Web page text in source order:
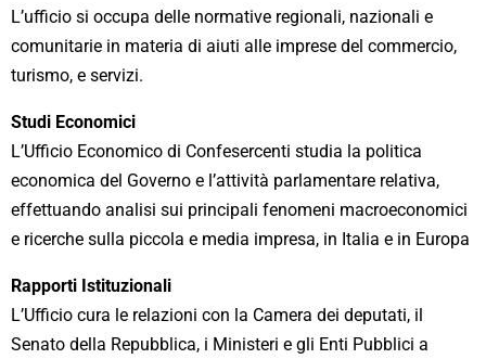
L’ufficio si occupa delle normative regionali, nazionali e
comunitarie in materia di aiuti alle imprese del commercio,
turismo, e servizi.
Studi Economici
L’Ufficio Economico di Confesercenti studia la politica
economica del Governo e l’attività parlamentare relativa,
effettuando analisi sui principali fenomeni macroeconomici
e ricerche sulla piccola e media impresa, in Italia e in Europa
Rapporti Istituzionali
L’Ufficio cura le relazioni con la Camera dei deputati, il
Senato della Repubblica, i Ministeri e gli Enti Pubblici a